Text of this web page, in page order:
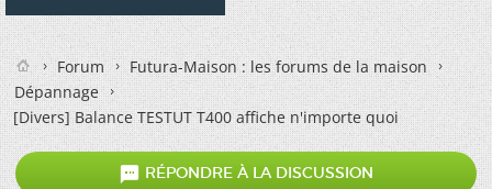
Forum
Futura-Maison : les forums de la maison
Dépannage
[Divers]Balance TESTUT T400 affiche n'importe quoi
 RÉPONDRE À LA DISCUSSION